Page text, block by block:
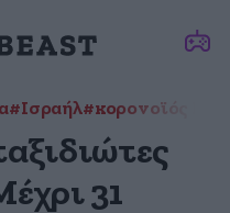
#Ισραήλ#κορονοϊός
31